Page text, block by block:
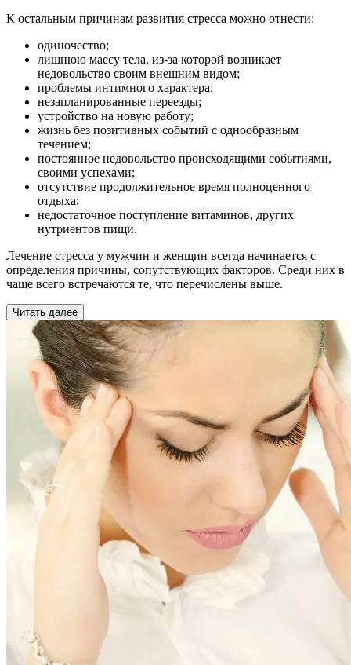
К остальным причинам развития стресса можно отнести:
одиночество;
лишнюю массу тела, из-за которой возникает
недовольство своим внешним видом;
проблемы интимного характера;
незапланированные переезды;
устройство на новую работу;
жизнь без позитивных событий с однообразным
течением;
постоянное недовольство происходящими событиями,
своими успехами;
отсутствие продолжительное время полноценного
отдыха;
недостаточное поступление витаминов, других
нутриентов пищи.
Лечение стресса у мужчин и женщин всегда начинается с
определения причины, сопутствующих факторов. Среди них в
чаще всего встречаются те, что перечислены выше.
Читать далее